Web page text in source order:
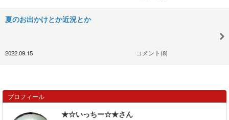
夏のお出かけとか近況とか
2022.09.15 コメント(8)
プロフィール
★☆いっちー☆★さん